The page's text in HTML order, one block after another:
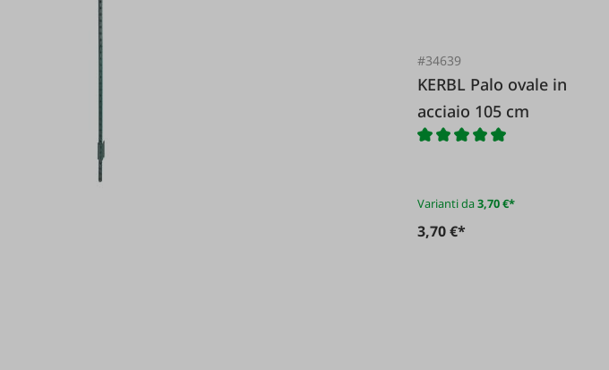
#34639
KERBL Palo ovale in
acciaio 105 cm
Varianti da3,70 €*
3,70 €*